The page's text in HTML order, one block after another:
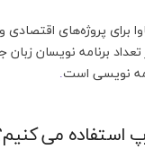
برای پروژه‌های
تعداد برنامه نویسان
نویسی است.
استفاده می